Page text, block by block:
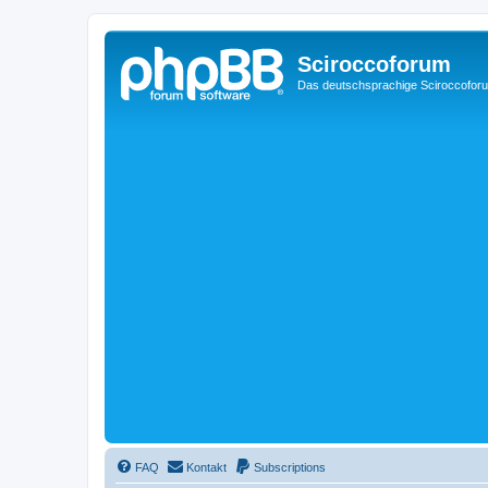
Sciroccoforum
Das deutschsprachige
FAQ Kontakt Subscriptions